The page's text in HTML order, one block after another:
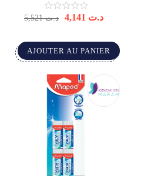
د.ت5,521 د.ت
AJOUTER AU PANIER